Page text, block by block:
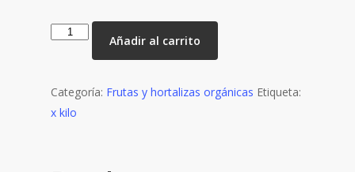
Limón
1kg
-
Añadir al carrito
Categoría: Frutas y hortalizas orgánicas Etiqueta:
x kilo